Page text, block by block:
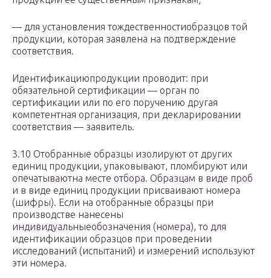
— для установления тождественностиобразцов той
продукции, которая заявлена на подтверждение
соответствия.
Идентификациюпродукции проводит: при
обязательной сертификации — орган по
сертификации или по его поручению другая
компетентная организация, при декларировании
соответствия — заявитель.
3.10 Отобранные образцы изолируют от других
единиц продукции, упаковывают, пломбируют или
опечатываютна месте отбора. Образцам в виде проб
и в виде единиц продукции присваивают номера
(шифры). Если на отобранные образцы при
производстве нанесены
индивидуальныеобозначения (номера), то для
идентификации образцов при проведении
исследований (испытаний) и измерений используют
эти номера.